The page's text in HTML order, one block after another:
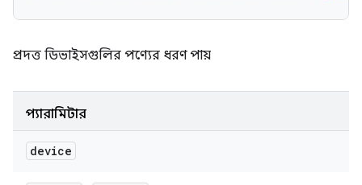
প্রদত্ত ডিভাইসগুলির পণ্যের ধরণ পায়
প্যারামিটার
device